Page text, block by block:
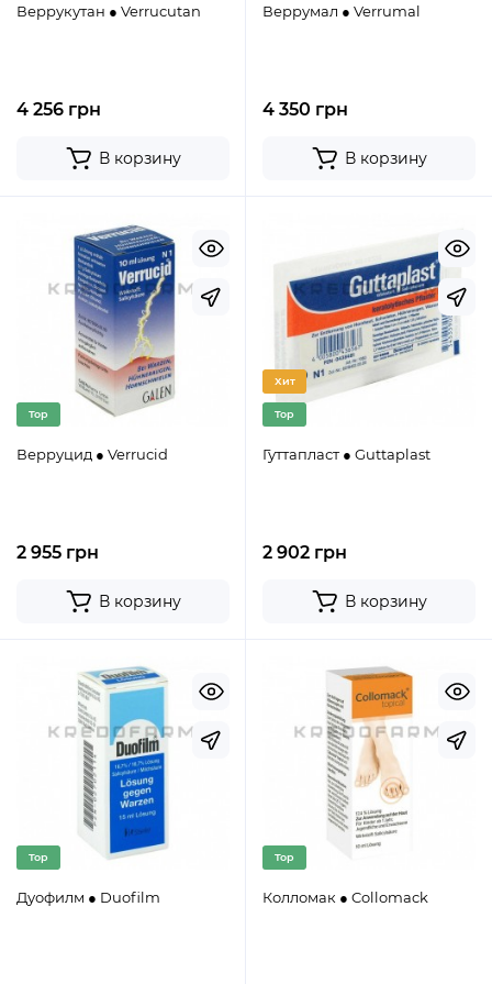
Веррукутан ● Verrucutan
4 256 грн
В корзину
Веррумал ● Verrumal
4 350 грн
В корзину
Top
Верруцид ● Verrucid
2 955 грн
В корзину
Хит
Top
Гуттапласт ● Guttaplast
2 902 грн
В корзину
Top
Дуофилм ● Duofilm
Top
Колломак ● Collomack